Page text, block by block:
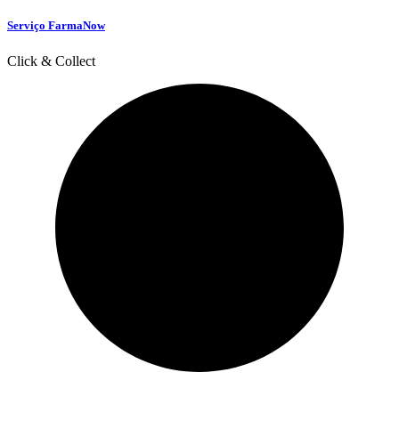
Serviço FarmaNow
Click & Collect